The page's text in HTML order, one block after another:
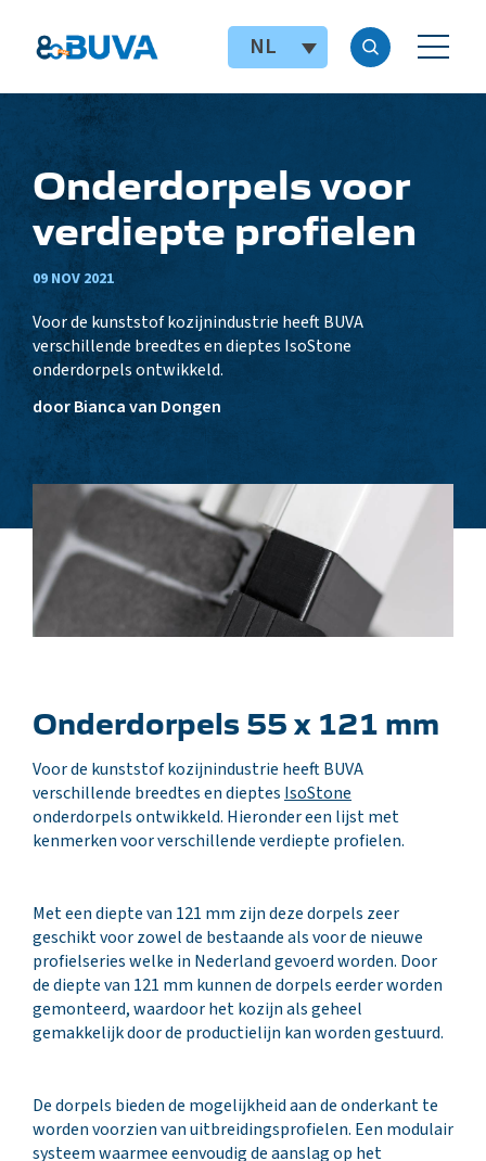
NL
Onderdorpels voor
verdiepte profielen
09 NOV 2021
Voor de kunststof kozijnindustrie heeft BUVA
verschillende breedtes en dieptes IsoStone
onderdorpels ontwikkeld.
door Bianca van Dongen
Onderdorpels 55 x 121 mm
Voor de kunststof kozijnindustrie heeft BUVA
verschillende breedtes en dieptes IsoStone
onderdorpels ontwikkeld. Hieronder een lijst met
kenmerken voor verschillende verdiepte profielen.
Met een diepte van 121 mm zijn deze dorpels zeer
geschikt voor zowel de bestaande als voor de nieuwe
profielseries welke in Nederland gevoerd worden. Door
de diepte van 121 mm kunnen de dorpels eerder worden
gemonteerd, waardoor het kozijn als geheel
gemakkelijk door de productielijn kan worden gestuurd.
De dorpels bieden de mogelijkheid aan de onderkant te
worden voorzien van uitbreidingsprofielen. Een modulair
systeem waarmee eenvoudig de aanslag op het